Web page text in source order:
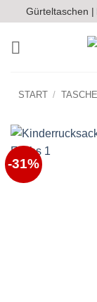
Inhalt
springen
Gürteltaschen |
START /
-31%